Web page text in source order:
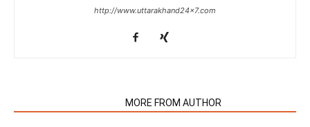
http://www.uttarakhand24x7.com
MORE FROM AUTHOR